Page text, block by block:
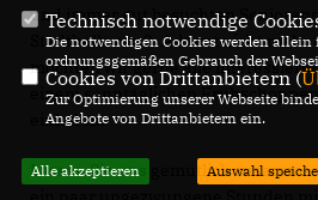
und immer gut besuchten
Stadthalle am 2. Advent nicht
möchten wir gerne alle
einem sonntäglichen
einladen.
Lassen Sie uns gemütlich
Technisch notwendige
Die notwendigen Cookies werden allein
ordnungsgemäßen Gebrauch der
Cookies von Drittanbietern (
Zur Optimierung unserer Webseite
Angebote von Drittanbietern ein.
Alle akzeptieren Auswahl